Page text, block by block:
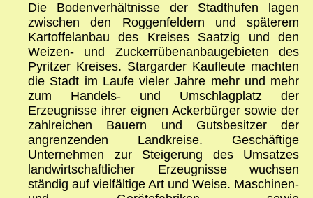
Die Bodenverhältnisse der Stadthufen lagen
zwischen den Roggenfeldern und späterem
Kartoffelanbau des Kreises Saatzig und den
Weizen- und Zuckerrübenanbaugebieten des
Pyritzer Kreises. Stargarder Kaufleute machten
die Stadt im Laufe vieler Jahre mehr und mehr
zum Handels- und Umschlagplatz der
Erzeugnisse ihrer eignen Ackerbürger sowie der
zahlreichen Bauern und Gutsbesitzer der
angrenzenden Landkreise. Geschäftige
Unternehmen zur Steigerung des Umsatzes
landwirtschaftlicher Erzeugnisse wuchsen
ständig auf vielfältige Art und Weise. Maschinen-